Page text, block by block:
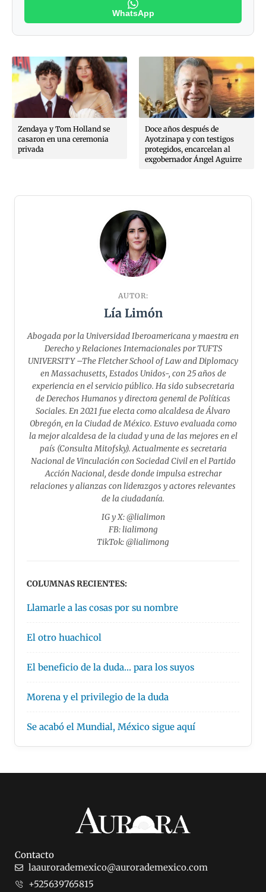
WhatsApp
Zendaya y Tom Holland se
casaron en una ceremonia
privada
Doce años después de
Ayotzinapa y con testigos
protegidos, encarcelan al
exgobernador Ángel Aguirre
AUTOR:
Lía Limón
Abogada por la Universidad Iberoamericana y maestra en
Derecho y Relaciones Internacionales por TUFTS
UNIVERSITY –The Fletcher School of Law and Diplomacy
en Massachusetts, Estados Unidos-, con 25 años de
experiencia en el servicio público. Ha sido subsecretaria
de Derechos Humanos y directora general de Políticas
Sociales. En 2021 fue electa como alcaldesa de Álvaro
Obregón, en la Ciudad de México. Estuvo evaluada como
la mejor alcaldesa de la ciudad y una de las mejores en el
país (Consulta Mitofsky). Actualmente es secretaria
Nacional de Vinculación con Sociedad Civil en el Partido
Acción Nacional, desde donde impulsa estrechar
relaciones y alianzas con liderazgos y actores relevantes
de la ciudadanía.
IG y X: @lialimon
FB: lialimong
TikTok: @lialimong
COLUMNAS RECIENTES:
Llamarle a las cosas por su nombre
El otro huachicol
El beneficio de la duda… para los suyos
Morena y el privilegio de la duda
Se acabó el Mundial, México sigue aquí
Contacto
laaurorademexico@aurorademexico.com
+525639765815